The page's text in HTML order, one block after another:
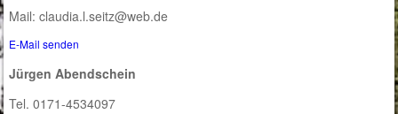
Mail: claudia.l.seitz@web.de
E-Mail senden
Jürgen Abendschein
Tel. 0171-4534097